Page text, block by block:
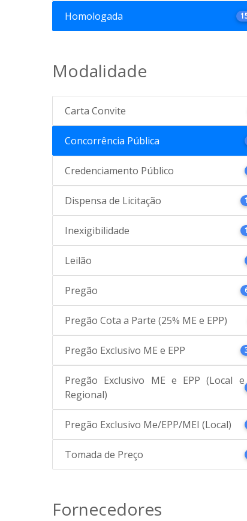
Homologada
Modalidade
Carta Convite
Concorrência Pública
Credenciamento Público
Dispensa de Licitação
Inexigibilidade
Leilão
Pregão
Pregão Cota a Parte (25% ME e EPP)
Pregão Exclusivo ME e EPP
Pregão Exclusivo ME e EPP (Local e
Regional)
Pregão Exclusivo Me/EPP/MEI (Local)
Tomada de Preço
Fornecedores